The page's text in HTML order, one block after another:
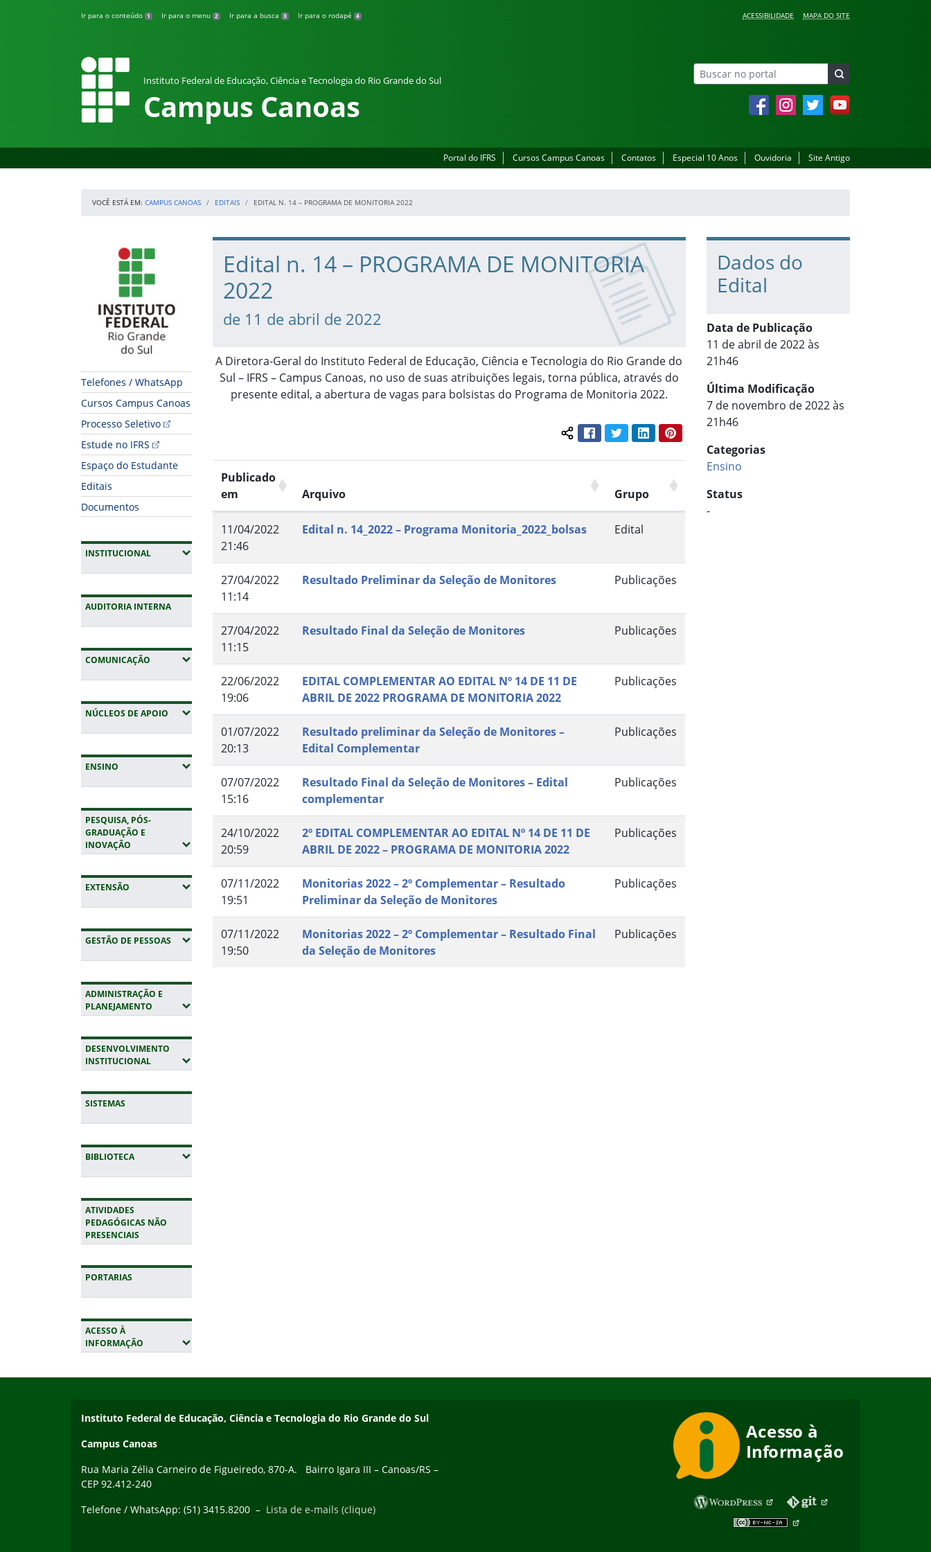
Ir para o conteúdo 1 Ir para o menu 2 Ir para a busca 3 Ir para o rodapé 4 ACESSIBILIDADE MAPA DO SITE
Instituto Federal de Educação, Ciência e Tecnologia do Rio Grande do Sul
Campus Canoas FacebookInstagramTwitter YouTube
Portal do IFRS Cursos Campus Canoas Contatos Especial 10 Anos Ouvidoria Site Antigo
VOCÊ ESTÁ EM: CAMPUS CANOAS EDITAIS EDITAL N. 14 – PROGRAMA DE MONITORIA 2022
Início da navegação
Telefones / WhatsApp
Cursos Campus Canoas
Processo Seletivo
Estude no IFRS
Espaço do Estudante
Editais
Documentos
INSTITUCIONAL(EXPANDIR SUBMENUS)
AUDITORIA INTERNA
COMUNICAÇÃO (EXPANDIR SUBMENUS)
NÚCLEOS DE APOIO (EXPANDIR SUBMENUS)
ENSINO (EXPANDIR SUBMENUS)
PESQUISA, PÓS-
GRADUAÇÃO E
INOVAÇÃO (EXPANDIR SUBMENUS)
EXTENSÃO (EXPANDIR SUBMENUS)
GESTÃO DE PESSOAS (EXPANDIR SUBMENUS)
ADMINISTRAÇÃO E
PLANEJAMENTO (EXPANDIR SUBMENUS)
DESENVOLVIMENTO
INSTITUCIONAL(EXPANDIR SUBMENUS)
SISTEMAS
BIBLIOTECA(EXPANDIR SUBMENUS)
ATIVIDADES
PEDAGÓGICAS NÃO
PRESENCIAIS
PORTARIAS
ACESSO À
INFORMAÇÃO (EXPANDIR SUBMENUS)
Início do conteúdo
Edital n. 14 – PROGRAMA DE MONITORIA
2022
de 11 de abril de 2022
A Diretora-Geral do Instituto Federal de Educação, Ciência e Tecnologia do Rio Grande do
Sul – IFRS – Campus Canoas, no uso de suas atribuições legais, torna pública, através do
presente edital, a abertura de vagas para bolsistas do Programa de Monitoria 2022.
Compartilhar conteúdo:
FacebookTwitterLinkedInPinterest
Publicado
em
Arquivo Grupo
11/04/2022
21:46
Edital n. 14_2022 – Programa Monitoria_2022_bolsas Edital
27/04/2022
11:14
Resultado Preliminar da Seleção de Monitores Publicações
27/04/2022
11:15
Resultado Final da Seleção de Monitores Publicações
22/06/2022
19:06
EDITAL COMPLEMENTAR AO EDITAL Nº 14 DE 11 DE
ABRIL DE 2022 PROGRAMA DE MONITORIA 2022
Publicações
01/07/2022
20:13
Resultado preliminar da Seleção de Monitores –
Edital Complementar
Publicações
07/07/2022
15:16
Resultado Final da Seleção de Monitores – Edital
complementar
Publicações
24/10/2022
20:59
2º EDITAL COMPLEMENTAR AO EDITAL Nº 14 DE 11 DE
ABRIL DE 2022 – PROGRAMA DE MONITORIA 2022
Publicações
07/11/2022
19:51
Monitorias 2022 – 2º Complementar – Resultado
Preliminar da Seleção de Monitores
Publicações
07/11/2022
19:50
Monitorias 2022 – 2º Complementar – Resultado Final
da Seleção de Monitores
Publicações
Dados do
Edital
Data de Publicação
11 de abril de 2022 às
21h46
Última Modificação
7 de novembro de 2022 às
21h46
Categorias
Ensino
Status
-
Instituto Federal de Educação, Ciência e Tecnologia do Rio Grande do Sul
Campus Canoas
Rua Maria Zélia Carneiro de Figueiredo, 870-A. Bairro Igara III – Canoas/RS –
CEP 92.412-240
Telefone / WhatsApp: (51) 3415.8200 – Lista de e-mails (clique)